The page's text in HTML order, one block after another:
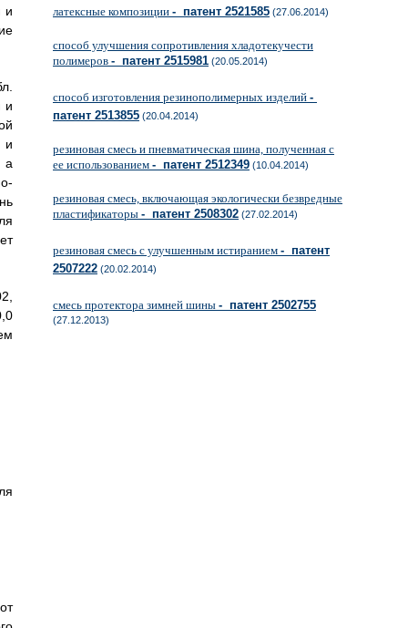
и
и
а
латексные композиции - патент 2521585 (27.06.2014)
способ улучшения сопротивления хладотекучести
полимеров - патент 2515981 (20.05.2014)
способ изготовления резинополимерных изделий -
патент 2513855 (20.04.2014)
резиновая смесь и пневматическая шина, полученная с
ее использованием - патент 2512349 (10.04.2014)
резиновая смесь, включающая экологически безвредные
пластификаторы - патент 2508302 (27.02.2014)
резиновая смесь с улучшенным истиранием - патент
2507222 (20.02.2014)
смесь протектора зимней шины - патент 2502755
(27.12.2013)